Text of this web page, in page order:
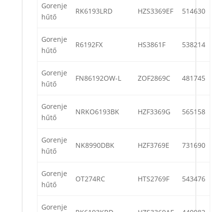
Gorenje
hűtő
RK6193LRD HZS3369EF 514630
Gorenje
hűtő
R6192FX HS3861F 538214
Gorenje
hűtő
FN86192OW-L ZOF2869C 481745
Gorenje
hűtő
NRKO6193BK HZF3369G 565158
Gorenje
hűtő
NK8990DBK HZF3769E 731690
Gorenje
hűtő
OT274RC HTS2769F 543476
Gorenje